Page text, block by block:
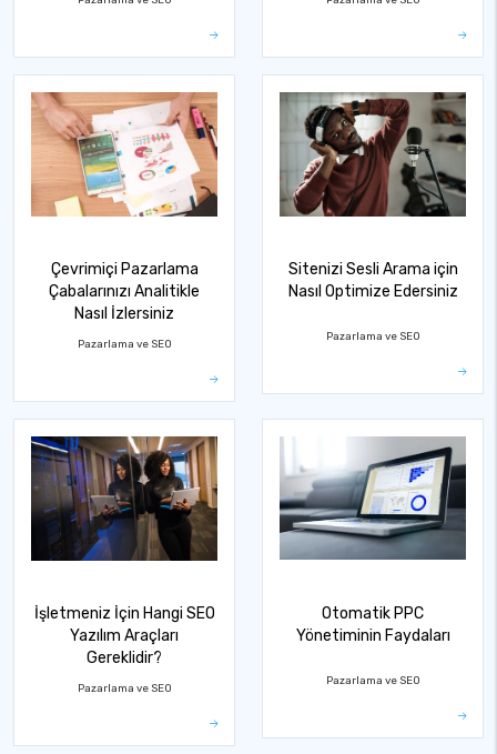
Çevrimiçi Pazarlama
Çabalarınızı Analitikle
Nasıl İzlersiniz
Pazarlama ve SEO
Sitenizi Sesli Arama için
Nasıl Optimize Edersiniz
Pazarlama ve SEO
İşletmeniz İçin Hangi SEO
Yazılım Araçları
Gereklidir?
Pazarlama ve SEO
Otomatik PPC
Yönetiminin Faydaları
Pazarlama ve SEO